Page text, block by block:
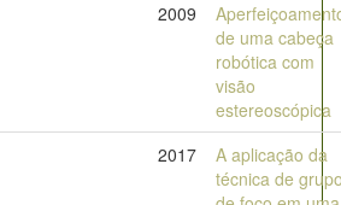
2009
de uma cabeça
robótica com
visão
estereoscópica
2017
A aplicação da
técnica de